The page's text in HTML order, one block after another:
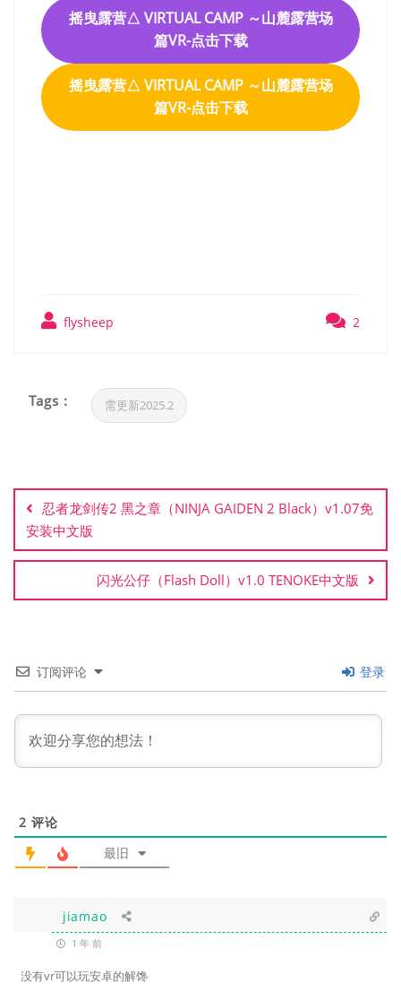
摇曳露营△ VIRTUAL CAMP ～山麓露营场
篇VR-点击下载
摇曳露营△ VIRTUAL CAMP ～山麓露营场
篇VR-点击下载
flysheep 2
Tags : 需更新2025.2
章
导
航
忍者龙剑传2 黑之章（NINJA GAIDEN 2 Black）v1.07免
安装中文版
闪光公仔（Flash Doll）v1.0 TENOKE中文版
订阅评论 登录
2 评论
最旧
jiamao
1 年 前
没有vr可以玩安卓的解馋